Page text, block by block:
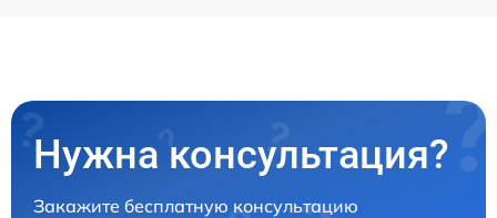
Нужна консультация?
Закажите бесплатную консультацию